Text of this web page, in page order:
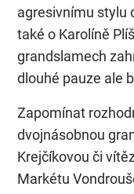
agresivnímu stylu
také o Karolíně
grandslamech
dlouhé pauze ale
Zapomínat
dvojnásobnou
Krejčíkovou či
Markétu